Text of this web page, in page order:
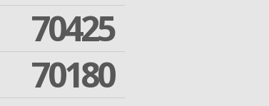
70425
70180